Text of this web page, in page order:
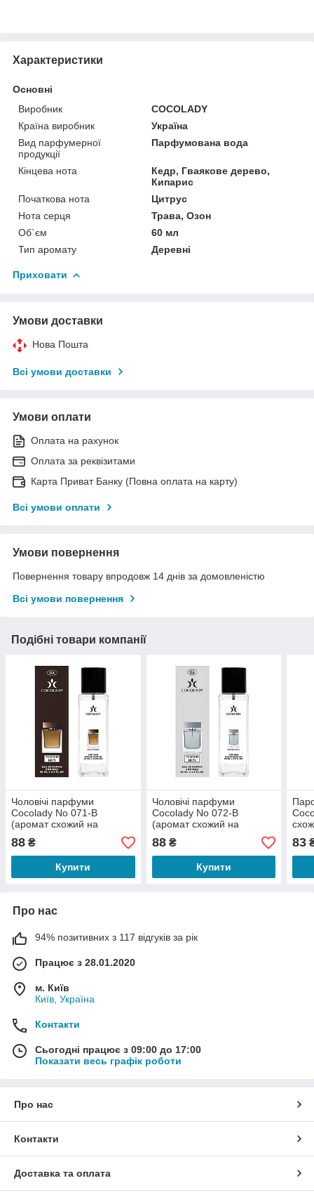
Характеристики
Основні
Виробник
COCOLADY
Країна виробник
Україна
Вид парфумерної
продукції
Парфумована вода
Кінцева нота
Кедр, Гваякове дерево,
Кипарис
Початкова нота
Цитрус
Нота серця
Трава, Озон
Об`єм
60 мл
Тип аромату
Деревні
Приховати
Умови доставки
Нова Пошта
Всі умови доставки
Умови оплати
Оплата на рахунок
Оплата за реквізитами
Карта Приват Банку (Повна оплата на карту)
Всі умови оплати
Умови повернення
Повернення товару впродовж 14 днів за домовленістю
Всі умови повернення
Подібні товари компанії
Чоловічі парфуми
Cocolady No 071-В
(аромат схожий на
Dolce&Gabbana The One)
60 мл
88 ₴
Купити
Чоловічі парфуми
Cocolady No 072-В
(аромат схожий на
Dolce&Gabbana The One
Grey Intense) 60 мл
88₴
Купити
83
Про нас
94% позитивних з 117 відгуків за рік
Працює з 28.01.2020
м. Київ
Київ, Україна
Контакти
Сьогодні працює з 09:00 до 17:00
Показати весь графік роботи
Про нас
Контакти
Доставка та оплата